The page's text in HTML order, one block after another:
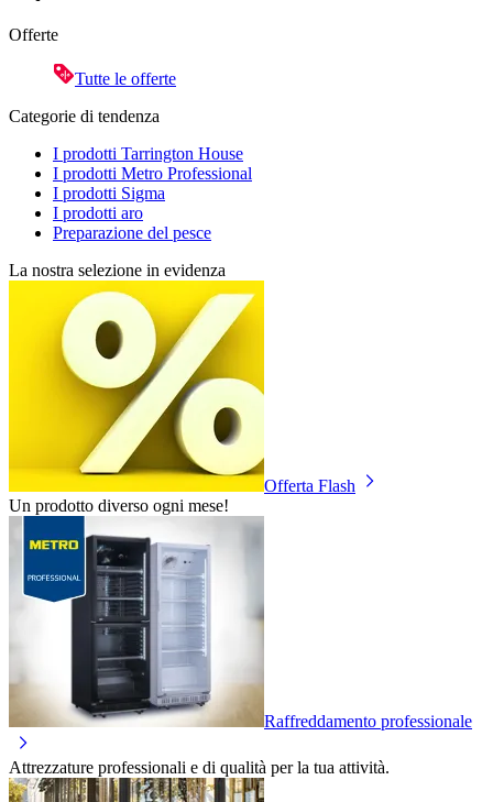
Offerte
Tutte le offerte
Categorie di tendenza
I prodotti Tarrington House
I prodotti Metro Professional
I prodotti Sigma
I prodotti aro
Preparazione del pesce
La nostra selezione in evidenza
Offerta Flash
Un prodotto diverso ogni mese!
Raffreddamento professionale
Attrezzature professionali e di qualità per la tua attività.